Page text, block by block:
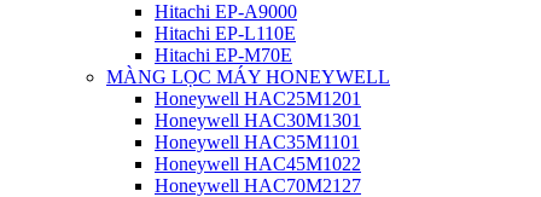
Hitachi EP-A9000
Hitachi EP-L110E
Hitachi EP-M70E
MÀNG LỌC MÁY HONEYWELL
Honeywell HAC25M1201
Honeywell HAC30M1301
Honeywell HAC35M1101
Honeywell HAC45M1022
Honeywell HAC70M2127